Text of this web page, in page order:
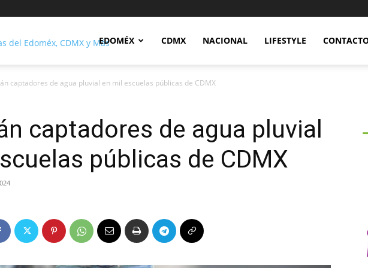
Notidex
EDOMÉX CDMX NACIONAL LIFESTYLE
captadores de agua pluvial en mil escuelas públicas de CDMX
captadores de agua pluvial
públicas de CDMX